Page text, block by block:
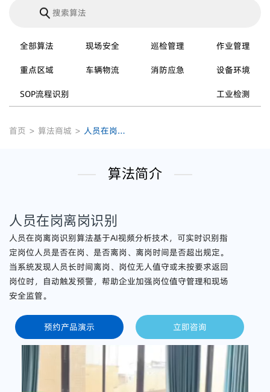
全部算法 现场安全 巡检管理
作业管理
重点区域
车辆物流 消防应急
设备环境
SOP流程识别
工业检测
首页 > 算法商城 > 人员在岗离岗识别
算法简介
人员在岗离岗识别
人员在岗离岗识别算法基于AI视频分析技术，可实时识别指
定岗位人员是否在岗、是否离岗、离岗时间是否超出规定。
当系统发现人员长时间离岗、岗位无人值守或未按要求返回
岗位时，自动触发预警，帮助企业加强岗位值守管理和现场
安全监管。
预约产品演示 立即咨询